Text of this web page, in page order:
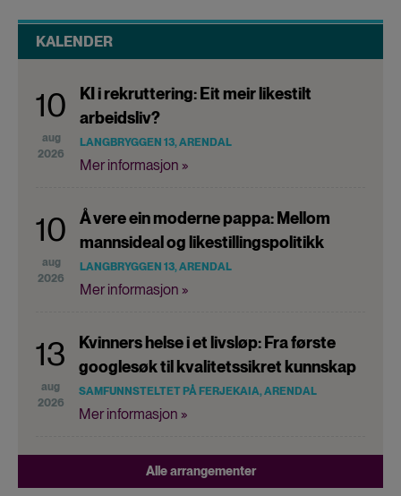
KALENDER
10
aug
2026
KI i rekruttering: Eit meir likestilt
arbeidsliv?
LANGBRYGGEN 13, ARENDAL
Mer informasjon »
10
aug
2026
Å vere ein moderne pappa: Mellom
mannsideal og likestillingspolitikk
LANGBRYGGEN 13, ARENDAL
Mer informasjon »
13
aug
2026
Kvinners helse i et livsløp: Fra første
googlesøk til kvalitetssikret kunnskap
SAMFUNNSTELTET PÅ FERJEKAIA, ARENDAL
Mer informasjon »
Alle arrangementer